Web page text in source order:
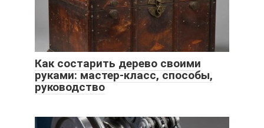
Как состарить дерево своими
руками: мастер-класс, способы,
руководство